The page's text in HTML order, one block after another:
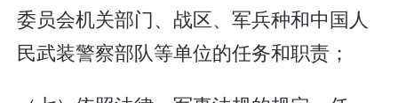
委员会机关部门、战区、军兵种和中国人
民武装警察部队等单位的任务和职责；